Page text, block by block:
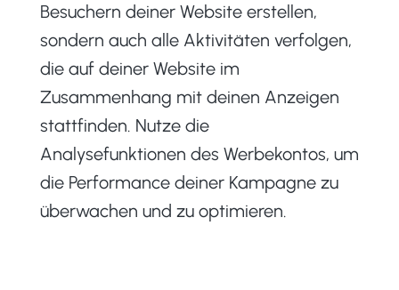
Besuchern deiner Website erstellen,
sondern auch alle Aktivitäten verfolgen,
die auf deiner Website im
Zusammenhang mit deinen Anzeigen
stattfinden. Nutze die
Analysefunktionen des Werbekontos, um
die Performance deiner Kampagne zu
überwachen und zu optimieren.